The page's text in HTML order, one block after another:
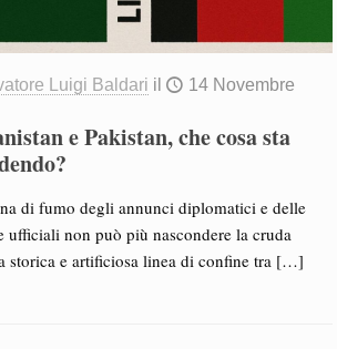
Luigi Baldari il
14 Novembre
e Pakistan, che cosa sta
di fumo degli annunci diplomatici e delle
ufficiali non può più nascondere la cruda
storica e artificiosa linea di confine tra[…]